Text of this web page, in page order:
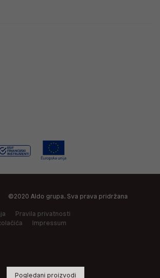
©2020 Aldo grupa. Sva prava pridržana
Pravila privatnosti
Impressum
Pogledani proizvodi